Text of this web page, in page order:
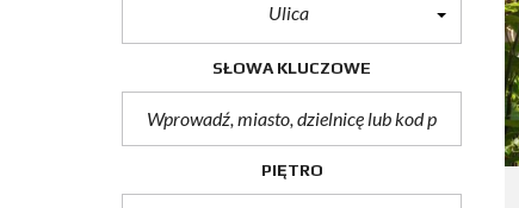
Ulica
SŁOWA KLUCZOWE
PIĘTRO